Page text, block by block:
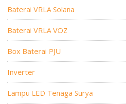
Baterai VRLA Solana
Baterai VRLA VOZ
Box Baterai PJU
Inverter
Lampu LED Tenaga Surya